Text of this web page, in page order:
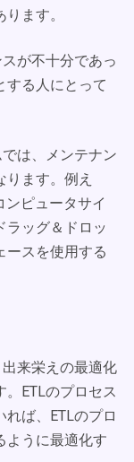
ます。
が不十分であっ
する人にとって
は、メンテナン
ます。例え
ピュータサイ
ラッグ＆ドロッ
ースを使用する
来栄えの最適化
ETLのプロセス
ば、ETLのプロ
ように最適化す